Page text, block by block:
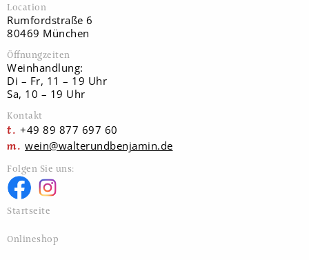
Location
Rumfordstraße 6
80469 München
Öffnungzeiten
Weinhandlung:
Di – Fr, 11 – 19 Uhr
Sa, 10 – 19 Uhr
Kontakt
+49 89 877 697 60
wein@walterundbenjamin.de
Folgen Sie uns:
Startseite
Onlineshop